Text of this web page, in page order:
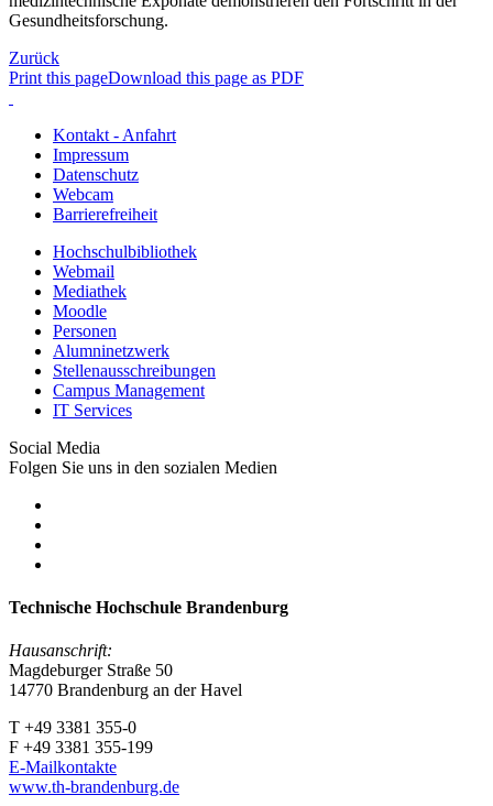
Gesundheitsforschung.
Zurück
Print this pageDownload this page as PDF
Kontakt - Anfahrt
Impressum
Datenschutz
Webcam
Barrierefreiheit
Hochschulbibliothek
Webmail
Mediathek
Moodle
Personen
Alumninetzwerk
Stellenausschreibungen
Campus Management
IT Services
Social Media
Folgen Sie uns in den sozialen Medien
Technische Hochschule Brandenburg
Hausanschrift:
Magdeburger Straße 50
14770 Brandenburg an der Havel
T +49 3381 355-0
F +49 3381 355-199
E-Mailkontakte
www.th-brandenburg.de